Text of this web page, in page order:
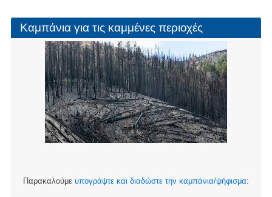
Καμπάνια για τις καμμένες περιοχές
Παρακαλούμε υπογράψτε και διαδώστε την καμπάνια/ψήφισμα: